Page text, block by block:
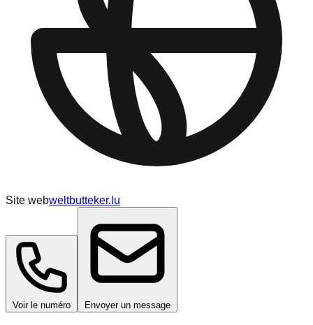
Site webweltbutteker.lu
Voir le numéro Envoyer un message